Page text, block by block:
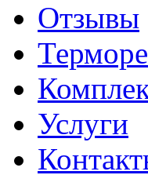
Отзывы
Услуги